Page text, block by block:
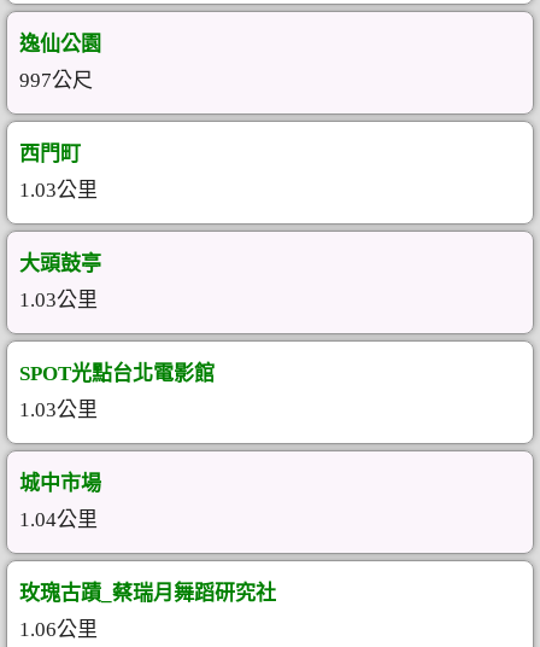
逸仙公園
997公尺
西門町
1.03公里
大頭鼓亭
1.03公里
SPOT光點台北電影館
1.03公里
城中市場
1.04公里
玫瑰古蹟_蔡瑞月舞蹈研究社
1.06公里